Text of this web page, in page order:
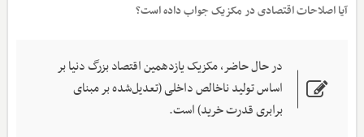
آیا اصلاحات اقتصادی در مکزیک جواب داده است؟
در حال حاضر، مکزیک یازدهمین اقتصاد بزرگ دنیا بر
اساس تولید ناخالص داخلی (تعدیل‌شده بر مبنای
برابری قدرت خرید) است.